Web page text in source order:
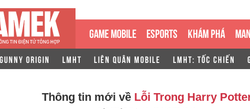
GAME MOBILE ESPORTS KHÁM PHÁ
GUNNY ORIGIN LMHT LIÊN QUÂN MOBILE LMHT: TỐC CHIẾN
Thông tin mới về Lỗi Trong Harry